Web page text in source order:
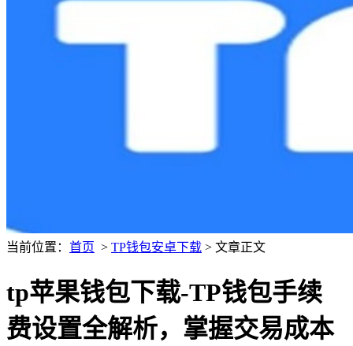
当前位置： 首页 > TP钱包安卓下载 > 文章正文
tp苹果钱包下载-TP钱包手续
费设置全解析，掌握交易成本